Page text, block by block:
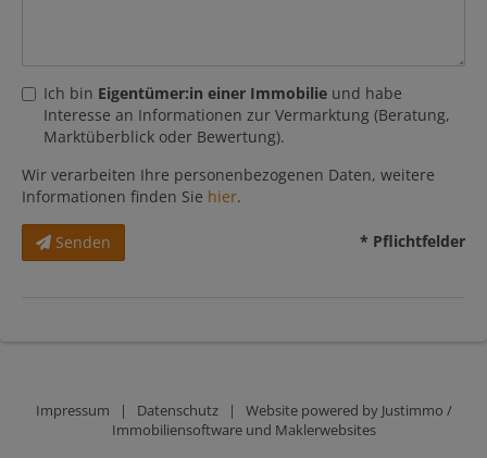
Ich bin Eigentümer:in einer Immobilie und habe
Interesse an Informationen zur Vermarktung (Beratung,
Marktüberblick oder Bewertung).
Wir verarbeiten Ihre personenbezogenen Daten, weitere
Informationen finden Sie hier.
Senden * Pflichtfelder
Impressum | Datenschutz| Website powered by Justimmo /
Immobiliensoftware und Maklerwebsites